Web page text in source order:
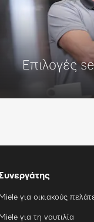
Επιλογές
Miele για οικιακούς
Miele για τη ναυτιλία